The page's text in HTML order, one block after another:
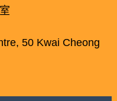
50 Kwai Cheong